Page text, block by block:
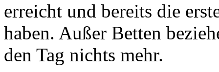
erreicht und bereits die
haben. Außer Betten
den Tag nichts mehr.